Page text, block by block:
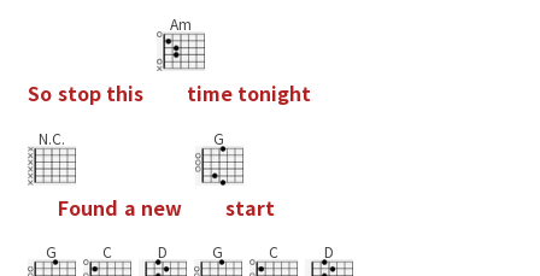
So stop this
Am
time tonight
N.C.
Found a new
G
start
G C D G C D